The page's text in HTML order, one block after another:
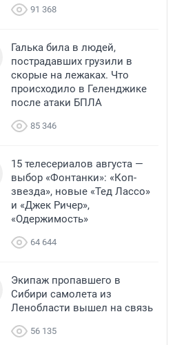
91 368
Галька била в людей,
пострадавших грузили в
скорые на лежаках. Что
происходило в Геленджике
после атаки БПЛА
85 346
15 телесериалов августа —
выбор «Фонтанки»: «Коп-
звезда», новые «Тед Лассо»
и «Джек Ричер»,
«Одержимость»
64 644
Экипаж пропавшего в
Сибири самолета из
Ленобласти вышел на связь
56 135